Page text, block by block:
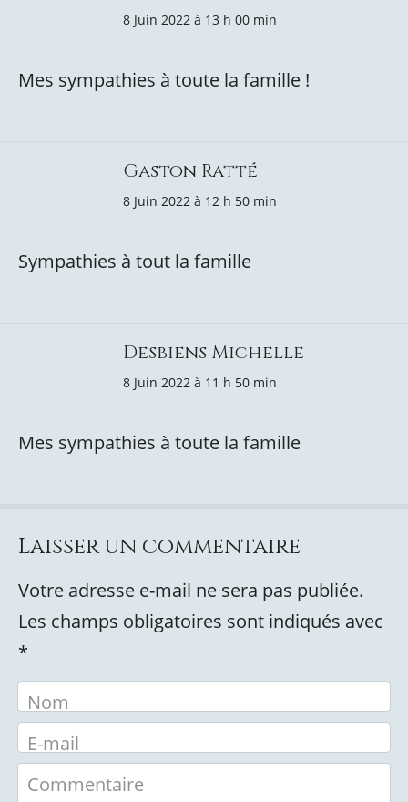
8 Juin 2022 à 13 h 00 min
Mes sympathies à toute la famille !
Gaston Ratté
8 Juin 2022 à 12 h 50 min
Sympathies à tout la famille
Desbiens Michelle
8 Juin 2022 à 11 h 50 min
Mes sympathies à toute la famille
Laisser un commentaire
Votre adresse e-mail ne sera pas publiée.
Les champs obligatoires sont indiqués avec
*
Nom
E-mail
Commentaire